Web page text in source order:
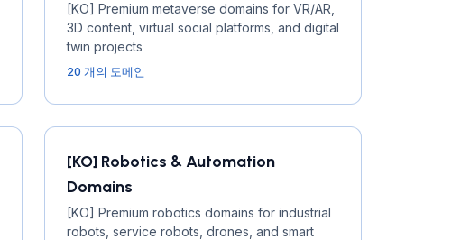
[KO] Premium metaverse domains for VR/AR,
3D content, virtual social platforms, and digital
twin projects
20 개의 도메인
[KO] Robotics & Automation
Domains
[KO] Premium robotics domains for industrial
robots, service robots, drones, and smart